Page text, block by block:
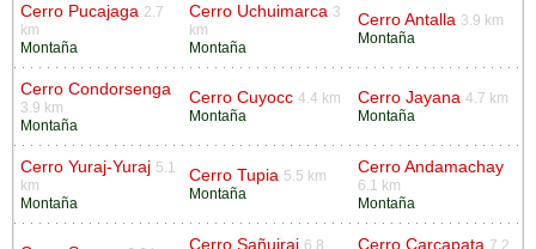
Cerro Pucajaga 2.7
km
Montaña
Cerro Uchuimarca 3
km
Montaña
Cerro Antalla 3.9 km
Montaña
Cerro Condorsenga
3.9 km
Montaña
Cerro Cuyocc 4.4 km
Montaña
Cerro Jayana 4.7 km
Montaña
Cerro Yuraj-Yuraj 5.1
km
Montaña
Cerro Tupia 5.5 km
Montaña
Cerro Andamachay
6.1 km
Montaña
Cerro Sañuiraj 6.8
Cerro Carcapata 7.2